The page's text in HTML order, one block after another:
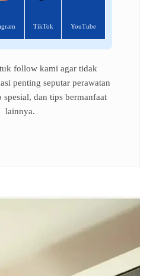
TikTok YouTube
follow kami agar tidak
penting seputar perawatan
dan tips bermanfaat
lainnya.